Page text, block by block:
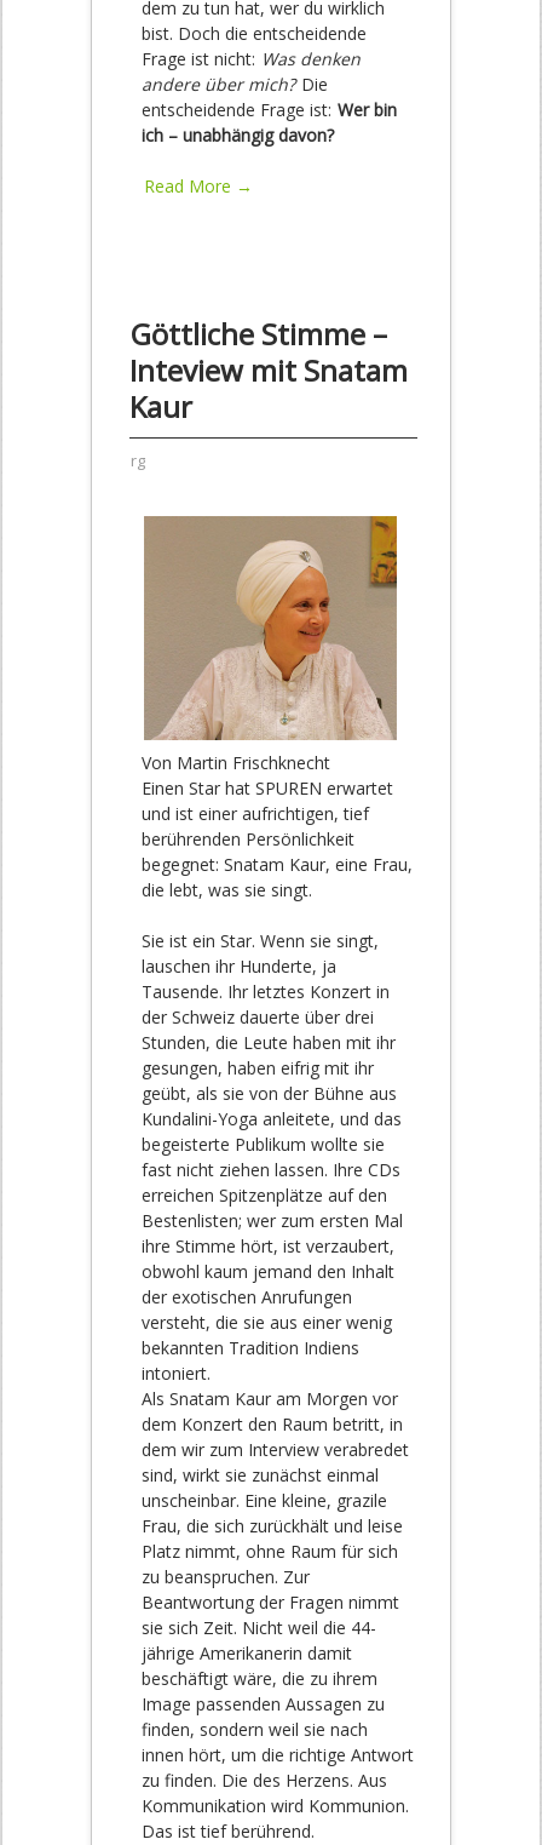
dem zu tun hat, wer du wirklich
bist. Doch die entscheidende
Frage ist nicht: Was denken
andere über mich?Die
entscheidende Frage ist: Wer bin
ich – unabhängig davon?
Read More →
Göttliche Stimme –
Inteview mit Snatam
Kaur
rg
Von Martin Frischknecht
Einen Star hat SPUREN erwartet
und ist einer aufrichtigen, tief
berührenden Persönlichkeit
begegnet: Snatam Kaur, eine Frau,
die lebt, was sie singt.
Sie ist ein Star. Wenn sie singt,
lauschen ihr Hunderte, ja
Tausende. Ihr letztes Konzert in
der Schweiz dauerte über drei
Stunden, die Leute haben mit ihr
gesungen, haben eifrig mit ihr
geübt, als sie von der Bühne aus
Kundalini-Yoga anleitete, und das
begeisterte Publikum wollte sie
fast nicht ziehen lassen. Ihre CDs
erreichen Spitzenplätze auf den
Bestenlisten; wer zum ersten Mal
ihre Stimme hört, ist verzaubert,
obwohl kaum jemand den Inhalt
der exotischen Anrufungen
versteht, die sie aus einer wenig
bekannten Tradition Indiens
intoniert.
Als Snatam Kaur am Morgen vor
dem Konzert den Raum betritt, in
dem wir zum Interview verabredet
sind, wirkt sie zunächst einmal
unscheinbar. Eine kleine, grazile
Frau, die sich zurückhält und leise
Platz nimmt, ohne Raum für sich
zu beanspruchen. Zur
Beantwortung der Fragen nimmt
sie sich Zeit. Nicht weil die 44-
jährige Amerikanerin damit
beschäftigt wäre, die zu ihrem
Image passenden Aussagen zu
finden, sondern weil sie nach
innen hört, um die richtige Antwort
zu finden. Die des Herzens. Aus
Kommunikation wird Kommunion.
Das ist tief berührend.